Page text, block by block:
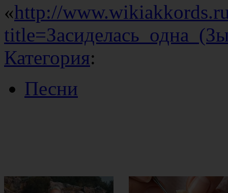
«http://
Категория:
Песни